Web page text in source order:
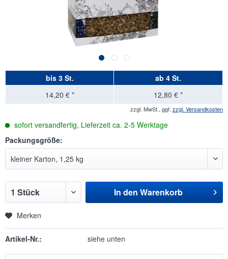
bis 3 St. ab 4 St.
14,20 € *
12,80 € *
zzgl. MwSt., ggf. zzgl. Versandkosten
sofort versandfertig, Lieferzeit ca. 2-5 Werktage
Packungsgröße:
In den Warenkorb
Merken
Artikel-Nr.: siehe unten